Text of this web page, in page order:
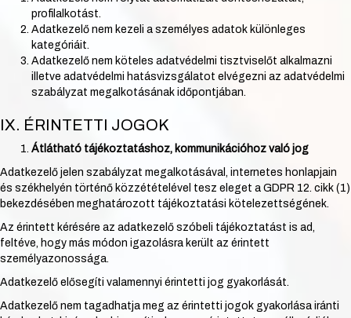
profilalkotást.
Adatkezelő nem kezeli a személyes adatok különleges
kategóriáit.
Adatkezelő nem köteles adatvédelmi tisztviselőt alkalmazni
illetve adatvédelmi hatásvizsgálatot elvégezni az adatvédelmi
szabályzat megalkotásának időpontjában.
IX. ÉRINTETTI JOGOK
Átlátható tájékoztatáshoz, kommunikációhoz való jog
Adatkezelő jelen szabályzat megalkotásával, internetes honlapjain
és székhelyén történő közzétételével tesz eleget a GDPR 12. cikk (1)
bekezdésében meghatározott tájékoztatási kötelezettségének.
Az érintett kérésére az adatkezelő szóbeli tájékoztatást is ad,
feltéve, hogy más módon igazolásra került az érintett
személyazonossága.
Adatkezelő elősegíti valamennyi érintetti jog gyakorlását.
Adatkezelő nem tagadhatja meg az érintetti jogok gyakorlása iránti